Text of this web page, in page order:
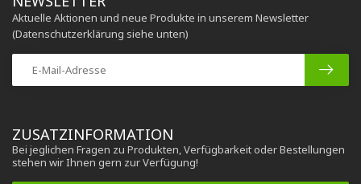
ZUSATZINFORMATION
Bei jeglichen Fragen zu Produkten, Verfügbarkeit oder Bestellungen
stehen wir Ihnen gern zur Verfügung!
Aktuelle Aktionen und neue Produkte in unserem Newsletter
(Datenschutzerklärung siehe unten)